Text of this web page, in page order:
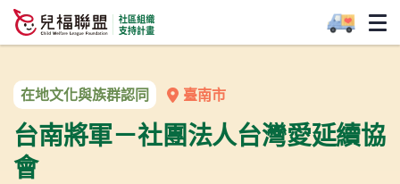
在地文化與族群認同 臺南市
台南將軍－社團法人台灣愛延續協
會